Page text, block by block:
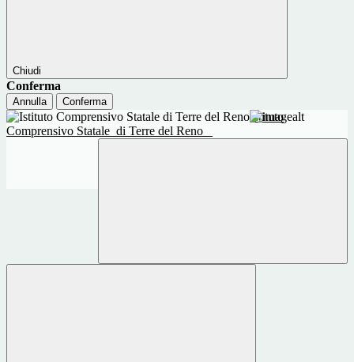
Chiudi
Conferma
Annulla Conferma
Istituto
Comprensivo Statale di Terre del Reno